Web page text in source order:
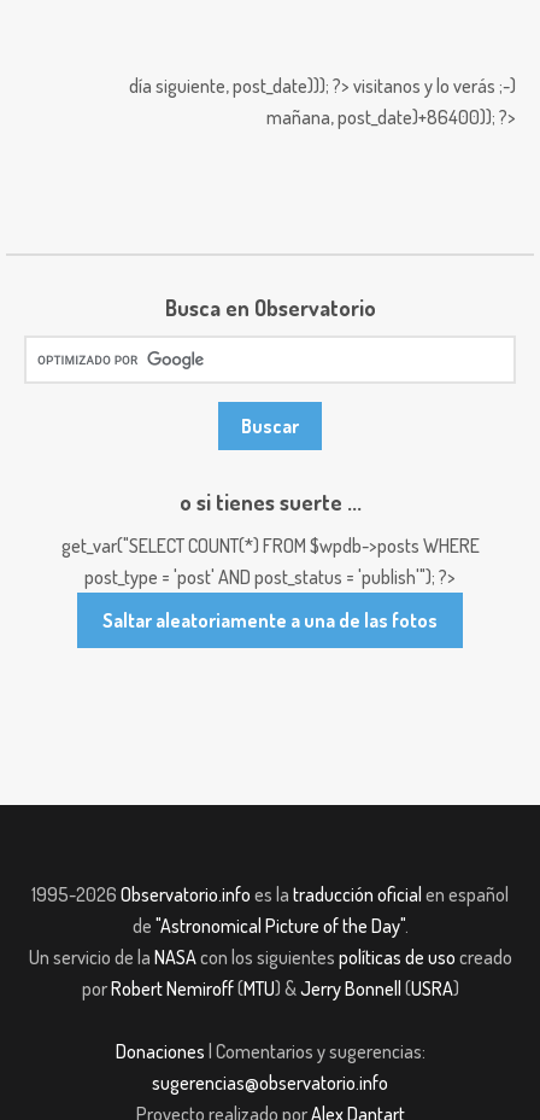
día siguiente,post_date))); ?> visitanos y lo verás ;-)
mañana,post_date)+86400)); ?>
Busca en Observatorio
o si tienes suerte ...
get_var("SELECT COUNT(*) FROM $wpdb->posts WHERE
post_type = 'post' AND post_status = 'publish'"); ?>
Saltar aleatoriamente a una de las fotos
1995-2026 Observatorio.info es la traducción oficial en español
de "Astronomical Picture of the Day".
Un servicio de la NASAcon los siguientes políticas de uso creado
porRobert Nemiroff(MTU) &Jerry Bonnell (USRA)
Donaciones | Comentarios y sugerencias:
sugerencias@observatorio.info
Proyecto realizado porAlex Dantart